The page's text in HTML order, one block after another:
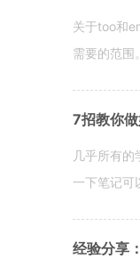
关于too和
需要的范
7招教你
几乎所有
一下笔记可
经验分享